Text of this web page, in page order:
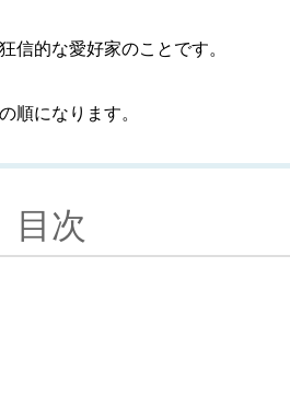
信的な愛好家のことです。
順になります。
目次